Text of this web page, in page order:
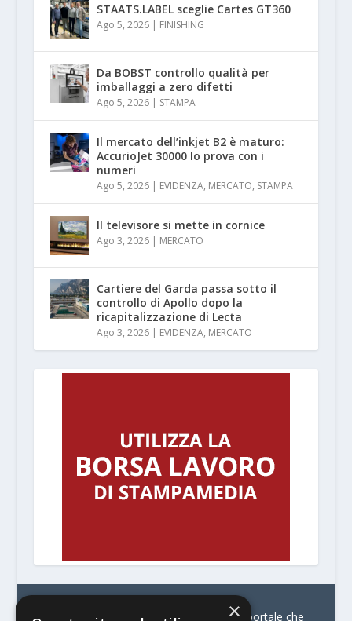
STAATS.LABEL sceglie Cartes GT360
Ago 5, 2026| FINISHING
Da BOBST controllo qualità per
imballaggi a zero difetti
Ago 5, 2026| STAMPA
Il mercato dell’inkjet B2 è maturo:
AccurioJet 30000 lo prova con i
numeri
Ago 5, 2026| EVIDENZA, MERCATO, STAMPA
Il televisore si mette in cornice
Ago 3, 2026| MERCATO
Cartiere del Garda passa sotto il
controllo di Apollo dopo la
ricapitalizzazione di Lecta
Ago 3, 2026| EVIDENZA, MERCATO
© Stratego Group – stampamedia.net è il portale che
×